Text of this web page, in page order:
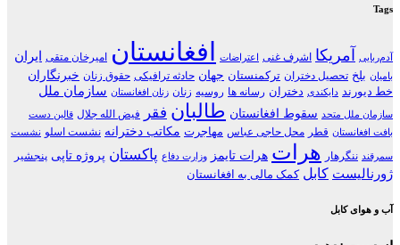
Tags
آدم‌ربایی آمریکا اشرف غنی اعتراضات افغانستان امیرخان متقی ایران
بامیان بلخ تحصیل دختران ترکمنستان جهان حادثه ترافیکی حقوق زنان خبرنگاران
خط دیورند دایکندی دختران رسانه ها روسیه زنان زنان افغانستان سازمان ملل
سازمان ملل متحد سقوط افغانستان طالبان فقر فیض الله جلال قالین دست
بافت افغانستان قطر محل حاجی عباس مهاجرت مکاتب دخترانه نشست اسلو نشست
سمرقند ننگرهار هرات هرات تایمز وزارت دفاع پاکستان پروژه تاپی پنجشیر
ژورنالیست کابل کمک مالی به افغانستان
آب و هوای کابل